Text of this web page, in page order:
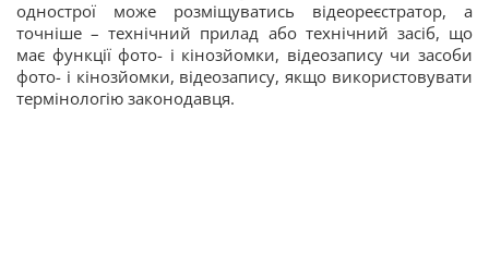
однострої може розміщуватись відеореєстратор, а
точніше – технічний прилад або технічний засіб, що
має функції фото- і кінозйомки, відеозапису чи засоби
фото- і кінозйомки, відеозапису, якщо використовувати
термінологію законодавця.